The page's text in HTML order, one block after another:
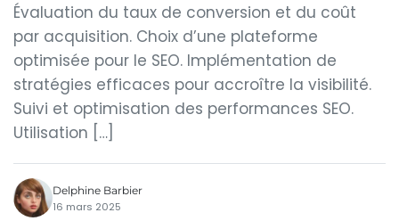
Évaluation du taux de conversion et du coût
par acquisition. Choix d’une plateforme
optimisée pour le SEO. Implémentation de
stratégies efficaces pour accroître la visibilité.
Suivi et optimisation des performances SEO.
Utilisation […]
Delphine Barbier
16 mars 2025